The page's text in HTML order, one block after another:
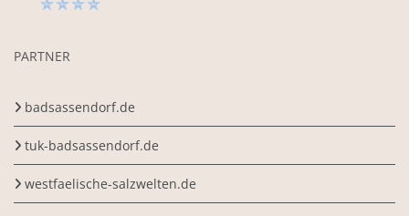
PARTNER
badsassendorf.de
tuk-badsassendorf.de
westfaelische-salzwelten.de